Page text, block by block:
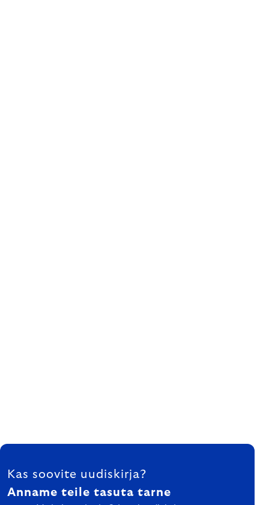
FOOTER
Kas soovite uudiskirja?
Anname teile tasuta tarne